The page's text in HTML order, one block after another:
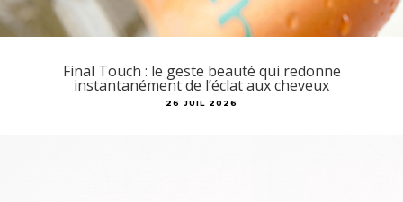
Final Touch : le geste beauté qui redonne
instantanément de l’éclat aux cheveux
26 JUIL 2026